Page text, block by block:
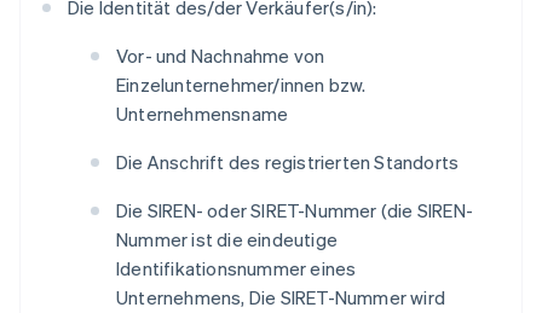
Die Identität des/der Verkäufer(s/in):
Vor- und Nachnahme von
Einzelunternehmer/innen bzw.
Unternehmensname
Die Anschrift des registrierten Standorts
Die SIREN- oder SIRET-Nummer (die SIREN-
Nummer ist die eindeutige
Identifikationsnummer eines
Unternehmens, Die SIRET-Nummer wird